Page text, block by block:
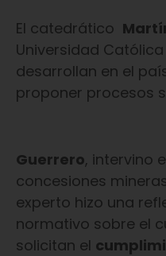
El catedrático
Universidad
desarrollan en el
proponer procesos
Guerrero, intervino
concesiones
experto hizo una
normativo sobre el
solicitan el